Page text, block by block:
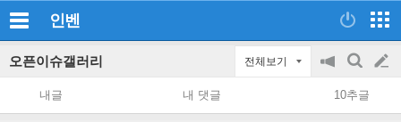
인벤
오픈이슈갤러리 전체보기
공
지
on/off
검
색
글
쓰
내글 내 댓글 10추글